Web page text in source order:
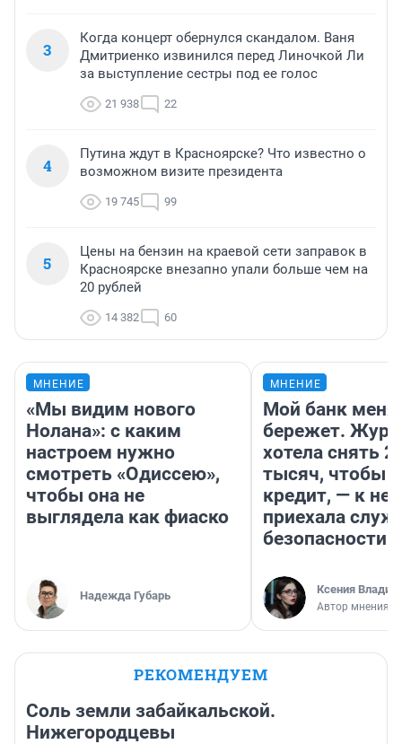
3
Когда концерт обернулся скандалом. Ваня
Дмитриенко извинился перед Линочкой Ли
за выступление сестры под ее голос
21 938 22
4
Путина ждут в Красноярске? Что известно о
возможном визите президента
19 745 99
5
Цены на бензин на краевой сети заправок в
Красноярске внезапно упали больше чем на
20 рублей
14 382 60
МНЕНИЕ
«Мы видим нового
Нолана»: с каким
настроем нужно
смотреть «Одиссею»,
чтобы она не
выглядела как фиаско
Надежда Губарь
МНЕНИЕ
Мой банк меня
бережет.
хотела снять
тысяч, чтобы
кредит, — к
приехала
безопасности
Ксения
Автор мнения
РЕКОМЕНДУЕМ
Соль земли забайкальской.
Нижегородцевы